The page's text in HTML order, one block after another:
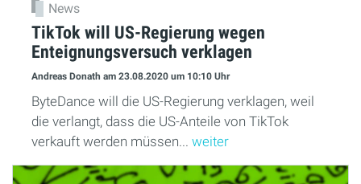
News
TikTok will US-Regierung wegen
Enteignungsversuch verklagen
Andreas Donath am 23.08.2020 um 10:10 Uhr
ByteDance will die US-Regierung verklagen, weil
die verlangt, dass die US-Anteile von TikTok
verkauft werden müssen... weiter